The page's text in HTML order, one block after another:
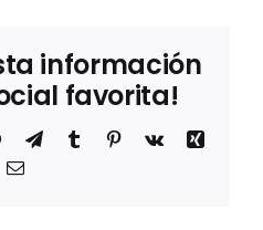
información
favorita!
WhatsApp
TelegramTumblr Pinterest
Vk
Xing
Correo